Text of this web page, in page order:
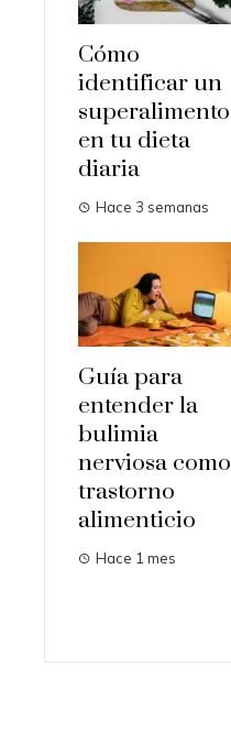
Cómo
identificar un
superalimento
en tu dieta
diaria
Hace 3 semanas
Guía para
entender la
bulimia
nerviosa como
trastorno
alimenticio
Hace 1 mes